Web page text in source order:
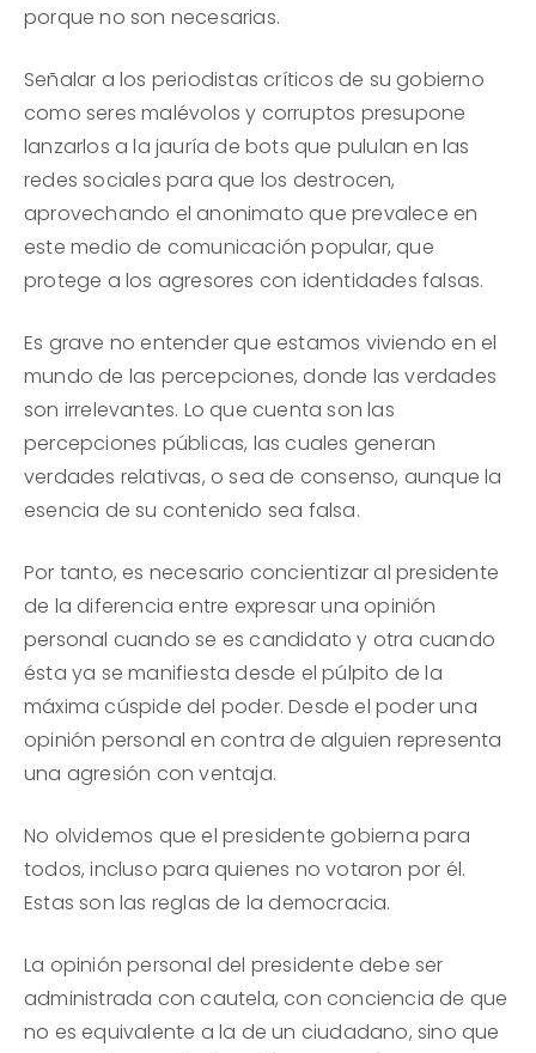
porque no son necesarias.
Señalar a los periodistas críticos de su gobierno
como seres malévolos y corruptos presupone
lanzarlos a la jauría de bots que pululan en las
redes sociales para que los destrocen,
aprovechando el anonimato que prevalece en
este medio de comunicación popular, que
protege a los agresores con identidades falsas.
Es grave no entender que estamos viviendo en el
mundo de las percepciones, donde las verdades
son irrelevantes. Lo que cuenta son las
percepciones públicas, las cuales generan
verdades relativas, o sea de consenso, aunque la
esencia de su contenido sea falsa.
Por tanto, es necesario concientizar al presidente
de la diferencia entre expresar una opinión
personal cuando se es candidato y otra cuando
ésta ya se manifiesta desde el púlpito de la
máxima cúspide del poder. Desde el poder una
opinión personal en contra de alguien representa
una agresión con ventaja.
No olvidemos que el presidente gobierna para
todos, incluso para quienes no votaron por él.
Estas son las reglas de la democracia.
La opinión personal del presidente debe ser
administrada con cautela, con conciencia de que
no es equivalente a la de un ciudadano, sino que